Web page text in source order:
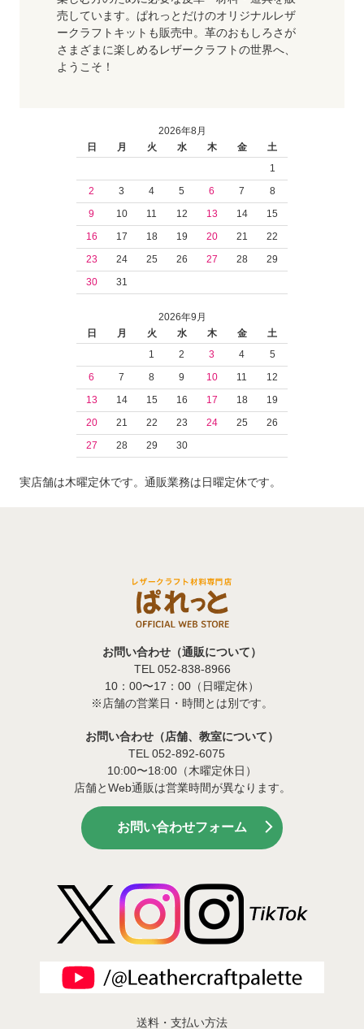
売しています。ぱれっとだけのオリジナルレザ
ークラフトキットも販売中。革のおもしろさが
さまざまに楽しめるレザークラフトの世界へ、
ようこそ！
2026年8月
日
月 火 水 木 金
土
1
2
3 4 5 6 7
8
9
10 11 12 13 14
15
16
17 18 19 20 21
22
23
24 25 26 27 28
29
30
31
2026年9月
日
月 火 水 木 金
土
1
2 3 4
5
6
7 8 9 10 11
12
13
14 15 16 17 18
19
20
21 22 23 24 25
26
27
28 29 30
実店舗は木曜定休です。通販業務は日曜定休です。
お問い合わせ（通販について）
TEL 052-838-8966
10：00〜17：00（日曜定休）
※店舗の営業日・時間とは別です。
お問い合わせ（店舗、教室について）
TEL 052-892-6075
10:00〜18:00（木曜定休日）
店舗とWeb通販は営業時間が異なります。
お問い合わせフォーム
送料・支払い方法